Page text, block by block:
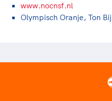
www.nocnsf.nl
Olympisch Oranje, Ton